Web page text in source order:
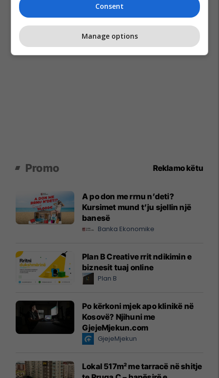
Promo Reklamo këtu
A po don me rrnu n’deti?
Kursimet mund t’ju sjellin një
banesë
Banka Ekonomike
Plan B Creative rrit ndikimin e
biznesit tuaj online
Plan B
Po kërkoni mjek apo klinikë në
Kosovë? Njihuni me
GjejeMjekun.com
GjejeMjekun
Lokal 517m² me tarracë në shitje
Consent
Manage options